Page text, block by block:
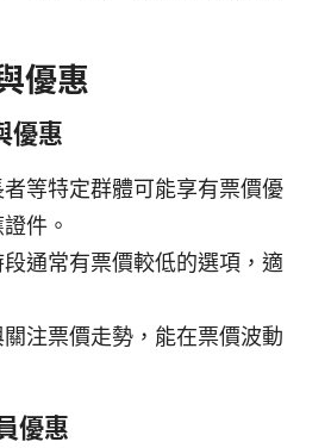
優惠
優惠
等特定群體可能享有票價優
件。
通常有票價較低的選項，適
注票價走勢，能在票價波動
優惠